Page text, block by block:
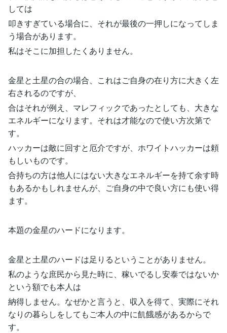
しては
叩きすぎている場合に、それが最後の一押しになってしま
う場合があります。
私はそこに加担したくありません。
金星と土星の合の場合、これはご自身の在り方に大きく左
右されるのですが、
合はそれが例え、マレフィックであったとしても、大きな
エネルギーになります。それは才能なので使い方次第で
す。
ハッカーは敵に回すと厄介ですが、ホワイトハッカーは頼
もしいものです。
合持ちの方は他人にはない大きなエネルギーを持て余す時
もあるかもしれませんが、ご自身の中で良い方にも使い得
ます。
本題の金星のハードになります。
金星と土星のハードは足りるということがありません。
私のような庶民から見た時に、稼いでるし安泰ではないか
という額でも本人は
納得しません。なぜかと言うと、収入を得て、実際にそれ
なりの暮らしをしてもご本人の中に飢餓感があるからで
す。